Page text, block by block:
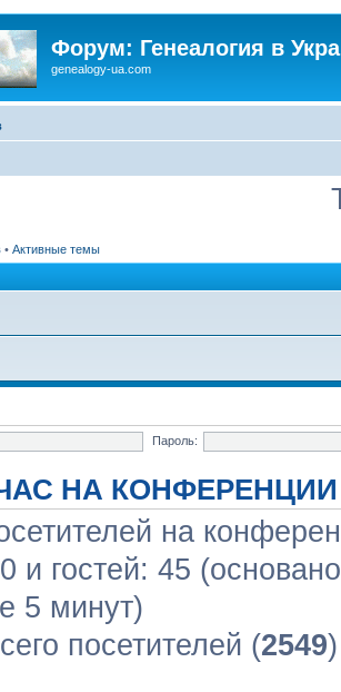
Форум: Генеалогия в
genealogy-ua.com
• Активные темы
Пароль:
НА КОНФЕРЕНЦИИ
на
и гостей: 45
5 минут)
посетителей (2549